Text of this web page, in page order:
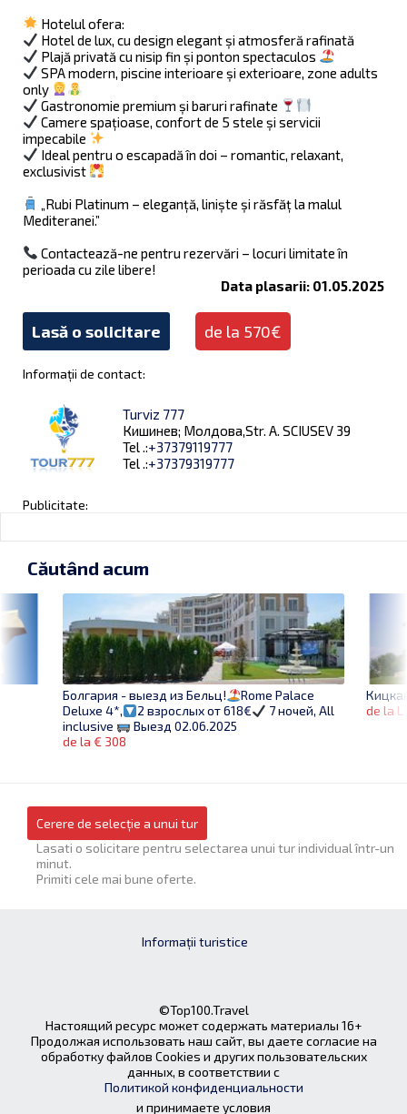
Hotelul ofera:
Hotel de lux, cu design elegant și atmosferă rafinată
Plajă privată cu nisip fin și ponton spectaculos
SPA modern, piscine interioare și exterioare, zone adults
only
Gastronomie premium și baruri rafinate
Camere spațioase, confort de 5 stele și servicii
impecabile
Ideal pentru o escapadă în doi – romantic, relaxant,
exclusivist
„Rubi Platinum – eleganță, liniște și răsfăț la malul
Mediteranei.”
Contactează-ne pentru rezervări – locuri limitate în
perioada cu zile libere!
Data plasarii: 01.05.2025
Lasă o solicitare de la 570€
Informații de contact:
Turviz 777
Кишинев; Молдова,Str. A. SCIUSEV 39
Tel .:+37379119777
Tel .:+37379319777
Publicitate:
de la
Căutând acum
Болгария - выезд из Бельц!
Rome Palace
Deluxe 4*,
2 взрослых от 618€
7 ночей, All
inclusive
Выезд 02.06.2025
de la € 308
Cerere de selecție a unui tur
Lasati o solicitare pentru selectarea unui tur individual într-un
minut.
Primiti cele mai bune oferte.
Informații turistice
©Top100.Travel
Настоящий ресурс может содержать материалы 16+
Продолжая использовать наш сайт, вы даете согласие на
обработку файлов Cookies и других пользовательских
данных, в соответствии с
Политикой конфиденциальности
и принимаете условия